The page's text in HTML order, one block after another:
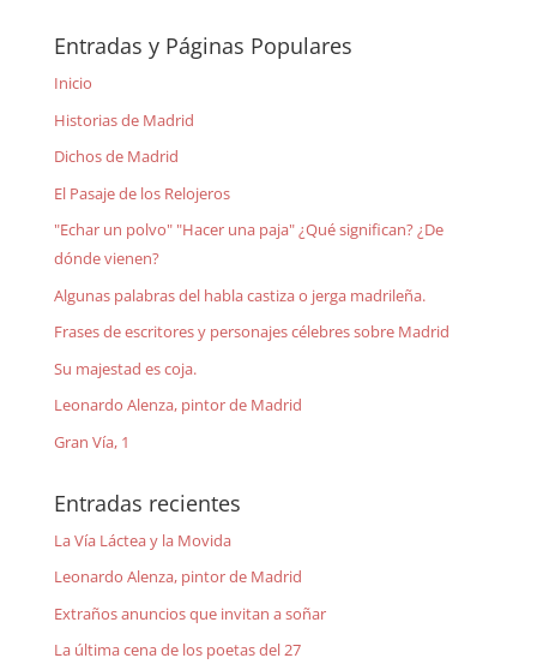
Entradas y Páginas Populares
Inicio
Historias de Madrid
Dichos de Madrid
El Pasaje de los Relojeros
"Echar un polvo" "Hacer una paja" ¿Qué significan? ¿De
dónde vienen?
Algunas palabras del habla castiza o jerga madrileña.
Frases de escritores y personajes célebres sobre Madrid
Su majestad es coja.
Leonardo Alenza, pintor de Madrid
Gran Vía, 1
Entradas recientes
La Vía Láctea y la Movida
Leonardo Alenza, pintor de Madrid
Extraños anuncios que invitan a soñar
La última cena de los poetas del 27